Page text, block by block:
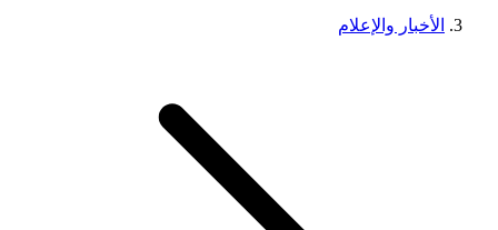
الأخبار والإعلام